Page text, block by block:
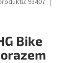
93407
Bike